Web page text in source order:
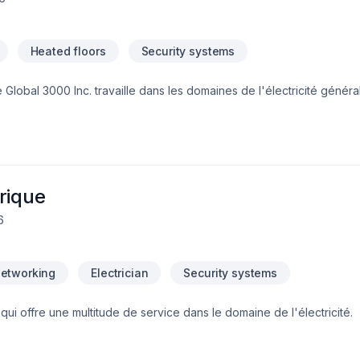
Heated floors Security systems
3000 Inc. travaille dans les domaines de l'électricité
que ce soit dans le secteur résidentiel ou commencial. Notre
Electrician Security systems
offre une multitude de service dans le domaine de l'électricité.